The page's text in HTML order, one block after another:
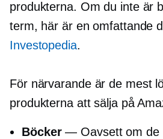
produkterna. Om du inte är
term, här är en omfattande
Investopedia.
För närvarande är de mest
produkterna att sälja på
Böcker— Oavsett om de